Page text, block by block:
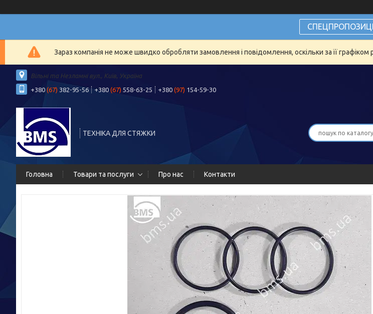
Зараз компанія не може швидко обробляти замовлення і повідомлення, оскільки за її
Вільні та Незламні вул., Київ, Україна
+380 (67) 382-95-56 +380 (67) 558-63-25 +380 (97) 154-59-30
ТЕХНІКА ДЛЯ СТЯЖКИ
Головна Товари та послуги Про нас Контакти